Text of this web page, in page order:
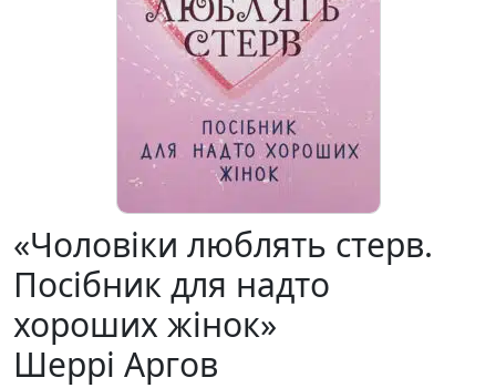
«Чоловіки люблять стерв.
Посібник для надто
хороших жінок»
Шеррі Аргов